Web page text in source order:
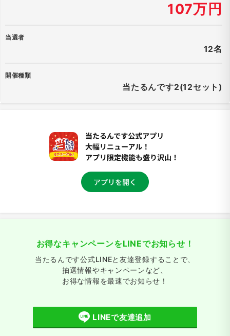
107万円
当選者
12名
開催種類
当たるんです2(12セット)
お得なキャンペーンをLINEでお知らせ！
当たるんです公式LINEと友達登録することで、
抽選情報やキャンペーンなど、
お得な情報を最速でお知らせ！
LINEで友達追加